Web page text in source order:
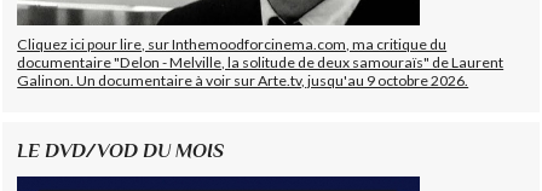
Cliquez ici pour lire, sur Inthemoodforcinema.com, ma critique du
documentaire "Delon - Melville, la solitude de deux samouraïs" de Laurent
Galinon. Un documentaire à voir sur Arte.tv, jusqu'au 9 octobre 2026.
LE DVD/VOD DU MOIS